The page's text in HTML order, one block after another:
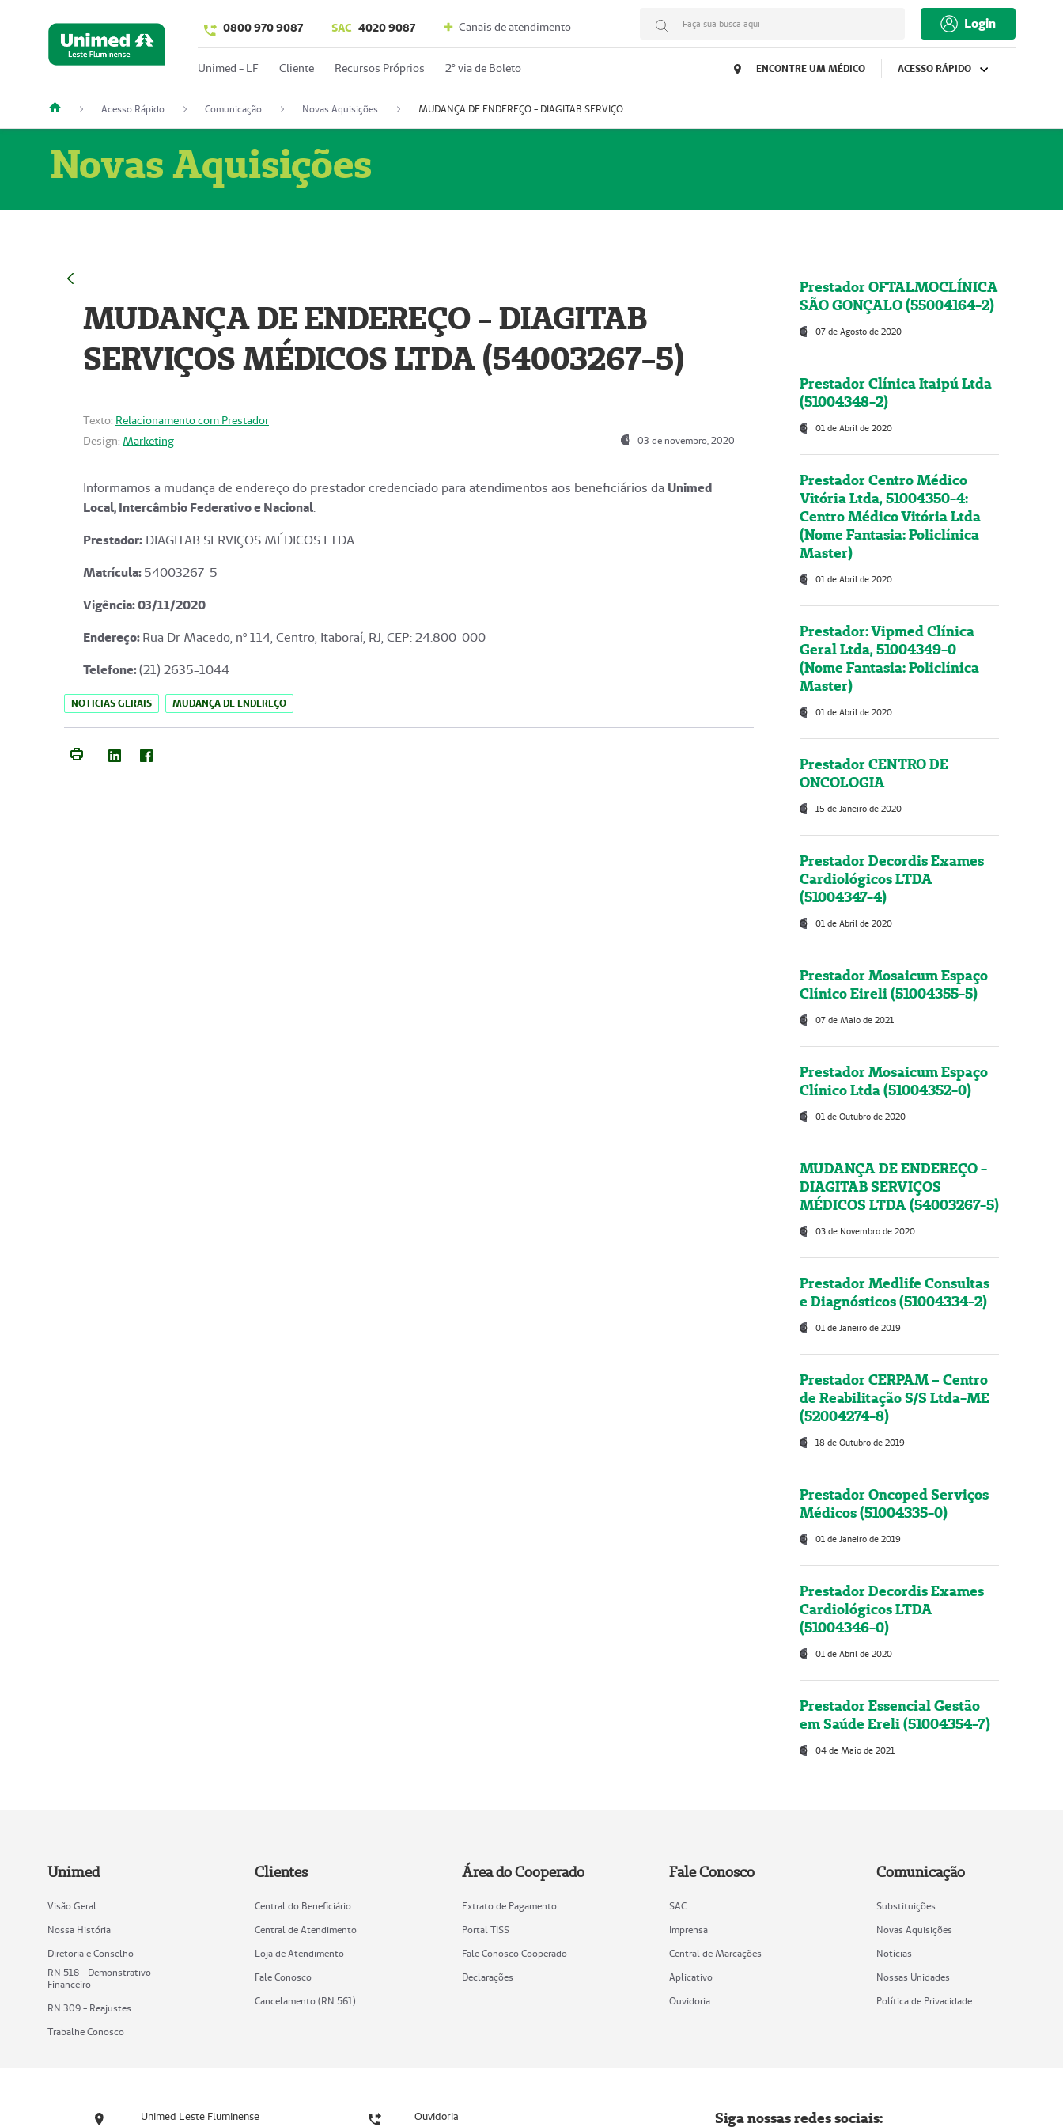
0800 970 9087 SAC 4020 9087 Canais de atendimento Faça sua busca aqui Login
Unimed - LF Cliente Recursos Próprios 2º via de Boleto ENCONTRE UM MÉDICO ACESSO RÁPIDO
Acesso Rápido Comunicação Novas Aquisições MUDANÇA DE ENDEREÇO - DIAGITAB SERVIÇOS MÉDICOS LTDA (54003267-5)
Novas Aquisições
MUDANÇA DE ENDEREÇO - DIAGITAB
SERVIÇOS MÉDICOS LTDA (54003267-5)
Texto: Relacionamento com Prestador
Design: Marketing 03 de novembro, 2020
Informamos a mudança de endereço do prestador credenciado para atendimentos aos beneficiários da Unimed
Local, Intercâmbio Federativo e Nacional.
Prestador: DIAGITAB SERVIÇOS MÉDICOS LTDA
Matrícula:54003267-5
Vigência: 03/11/2020
Endereço:Rua Dr Macedo, nº 114, Centro, Itaboraí, RJ, CEP: 24.800-000
Telefone:(21) 2635-1044
NOTICIAS GERAIS MUDANÇA DE ENDEREÇO
Prestador OFTALMOCLÍNICA
SÃO GONÇALO (55004164-2)
07 de Agosto de 2020
Prestador Clínica Itaipú Ltda
(51004348-2)
01 de Abril de 2020
Prestador Centro Médico
Vitória Ltda, 51004350-4:
Centro Médico Vitória Ltda
(Nome Fantasia: Policlínica
Master)
01 de Abril de 2020
Prestador: Vipmed Clínica
Geral Ltda, 51004349-0
(Nome Fantasia: Policlínica
Master)
01 de Abril de 2020
Prestador CENTRO DE
ONCOLOGIA
15 de Janeiro de 2020
Prestador Decordis Exames
Cardiológicos LTDA
(51004347-4)
01 de Abril de 2020
Prestador Mosaicum Espaço
Clínico Eireli (51004355-5)
07 de Maio de 2021
Prestador Mosaicum Espaço
Clínico Ltda (51004352-0)
01 de Outubro de 2020
MUDANÇA DE ENDEREÇO -
DIAGITAB SERVIÇOS
MÉDICOS LTDA (54003267-5)
03 de Novembro de 2020
Prestador Medlife Consultas
e Diagnósticos (51004334-2)
01 de Janeiro de 2019
Prestador CERPAM – Centro
de Reabilitação S/S Ltda-ME
(52004274-8)
18 de Outubro de 2019
Prestador Oncoped Serviços
Médicos (51004335-0)
01 de Janeiro de 2019
Prestador Decordis Exames
Cardiológicos LTDA
(51004346-0)
01 de Abril de 2020
Prestador Essencial Gestão
em Saúde Ereli (51004354-7)
04 de Maio de 2021
Unimed
Visão Geral
Nossa História
Diretoria e Conselho
RN 518 - Demonstrativo
Financeiro
RN 309 - Reajustes
Trabalhe Conosco
Clientes
Central do Beneficiário
Central de Atendimento
Loja de Atendimento
Fale Conosco
Cancelamento (RN 561)
Área do Cooperado
Extrato de Pagamento
Portal TISS
Fale Conosco Cooperado
Declarações
Fale Conosco
SAC
Imprensa
Central de Marcações
Aplicativo
Ouvidoria
Comunicação
Substituições
Novas Aquisições
Notícias
Nossas Unidades
Política de Privacidade
Unimed Leste Fluminense Ouvidoria Siga nossas redes sociais: